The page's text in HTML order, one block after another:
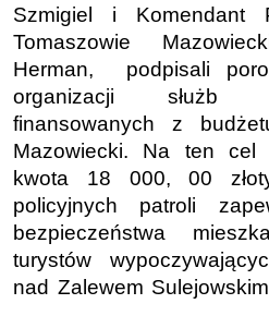
Szmigiel i Komendant
Tomaszowie
Herman, podpisali
organizacji służb
finansowanych z
Mazowiecki. Na ten cel
kwota 18 000, 00
policyjnych patroli
bezpieczeństwa
turystów
nad Zalewem